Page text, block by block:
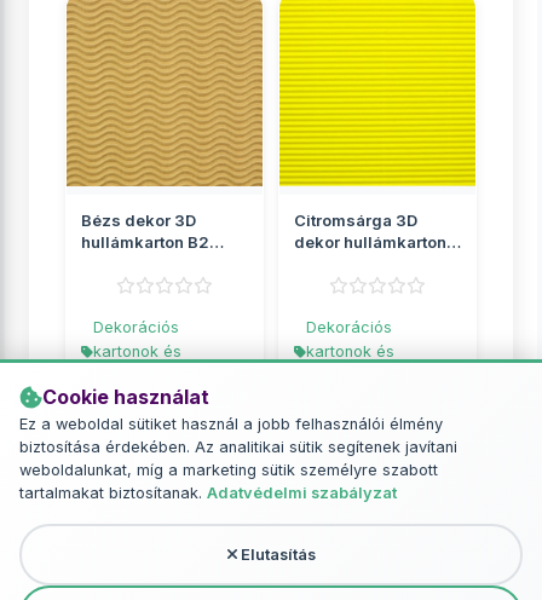
Cookie használat
Ez a weboldal sütiket használ a jobb felhasználói élmény
biztosítása érdekében. Az analitikai sütik segítenek javítani
weboldalunkat, míg a marketing sütik személyre szabott
tartalmakat biztosítanak. Adatvédelmi szabályzat
Elutasítás
Bézs dekor 3D
hullámkarton B2
Dekorációs
kartonok és
299 Ft
RÉSZLETEK
Citromsárga 3D
dekor hullámkarton
Dekorációs
kartonok és
RÉSZLETEK
További termékek - Dekorációs